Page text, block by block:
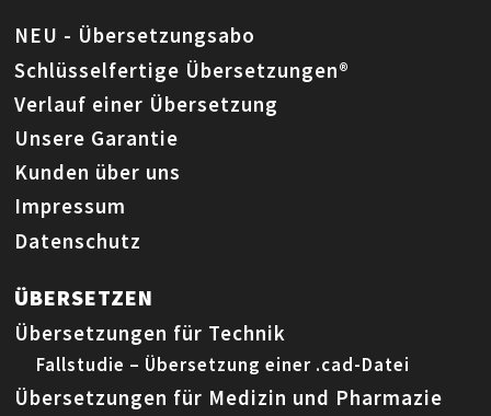
NEU - Übersetzungsabo
Schlüsselfertige Übersetzungen®
Verlauf einer Übersetzung
Unsere Garantie
Kunden über uns
Impressum
Datenschutz
ÜBERSETZEN
Übersetzungen für Technik
Fallstudie – Übersetzung einer .cad-Datei
Übersetzungen für Medizin und Pharmazie